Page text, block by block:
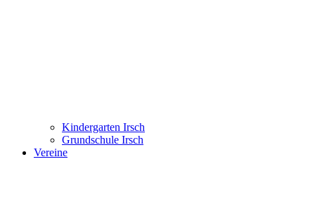
Kindergarten Irsch
Grundschule Irsch
Vereine